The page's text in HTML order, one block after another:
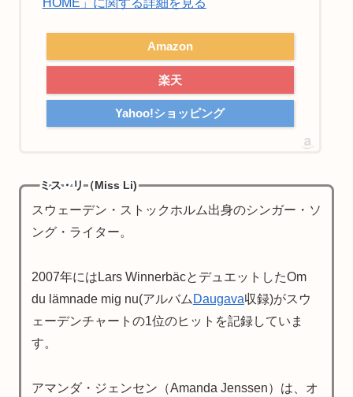
HOME」に関する詳細を見る
Amazon
楽天
Yahoo!ショッピング
ミス・リ（Miss Li)
スウェーデン・ストックホルム出身のシンガー・ソ
ング・ライター。
2007年にはLars WinnerbäcとデュエットしたOm
du lämnade mig nu(アルバム Daugava収録)がスウ
ェーデンチャートの1位のヒットを記録していま
す。
アマンダ・ジェンセン（Amanda Jenssen）は、オ